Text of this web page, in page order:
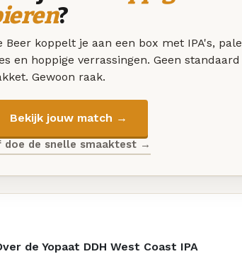
?
Beer koppelt je aan een box met IPA's, pale
en hoppige verrassingen. Geen standaard
Gewoon raak.
Bekijk jouw match →
doe de snelle smaaktest →
de Yopaat DDH West Coast IPA